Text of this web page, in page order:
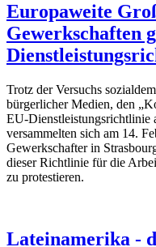
Europaweite
Gewerkschaften
Trotz der Versuchs
bürgerlicher Medien, den
EU-Dienstleistungsrichtlinie
versammelten sich am 14.
Gewerkschafter in
dieser Richtlinie für die
zu protestieren.
Lateinamerika -